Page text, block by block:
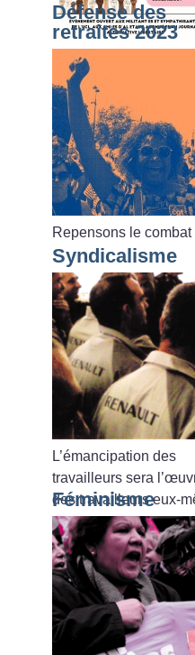
Du dimanche 02 août
vendredi 07 août
journées d’été de l’UCL
Défense des
retraites 2023
Repensons le combat
Syndicalisme
L’émancipation des
travailleurs sera
des travailleurs eux-
Féminisme